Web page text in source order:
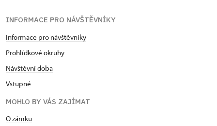
INFORMACE PRO NÁVŠTĚVNÍKY
Informace pro návštěvníky
Prohlídkové okruhy
Návštěvní doba
Vstupné
MOHLO BY VÁS ZAJÍMAT
O zámku